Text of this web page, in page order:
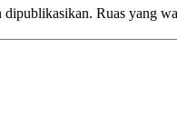
dipublikasikan. Ruas yang